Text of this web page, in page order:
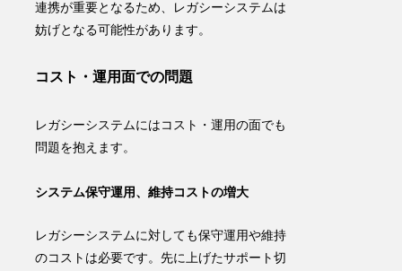
連携が重要となるため、レガシーシステムは
妨げとなる可能性があります。
コスト・運用面での問題
レガシーシステムにはコスト・運用の面でも
問題を抱えます。
システム保守運用、維持コストの増大
レガシーシステムに対しても保守運用や維持
のコストは必要です。先に上げたサポート切